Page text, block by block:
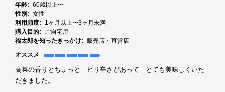
年齢: 60歳以上〜
性別: 女性
利用頻度:
1ヶ月以上〜3ヶ月未満
購入目的:
ご自宅用
福太郎を知ったきっかけ: 販売店・直営店
オススメ
高菜の香りとちょっと ピリ辛さがあって とても美味しくいた
だきました。